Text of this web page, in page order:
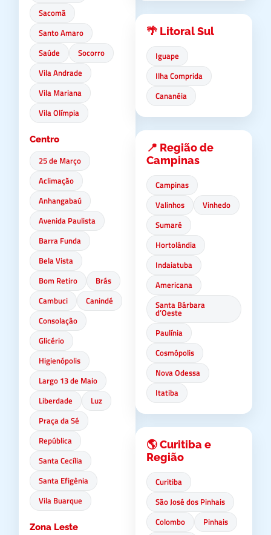
Sacomã
Santo Amaro
Saúde
Socorro
Vila Andrade
Vila Mariana
Vila Olímpia
Centro
25 de Março
Aclimação
Anhangabaú
Avenida Paulista
Barra Funda
Bela Vista
Bom Retiro
Brás
Cambuci
Canindé
Consolação
Glicério
Higienópolis
Largo 13 de Maio
Liberdade
Luz
Praça da Sé
República
Santa Cecília
Santa Efigênia
Vila Buarque
Zona Leste
🌴 Litoral Sul
Iguape
Ilha Comprida
Cananéia
📍 Região de
Campinas
Campinas
Valinhos
Vinhedo
Sumaré
Hortolândia
Indaiatuba
Americana
Santa Bárbara
d’Oeste
Paulínia
Cosmópolis
Nova Odessa
Itatiba
🌎 Curitiba e
Região
Curitiba
São José dos Pinhais
Colombo
Pinhais